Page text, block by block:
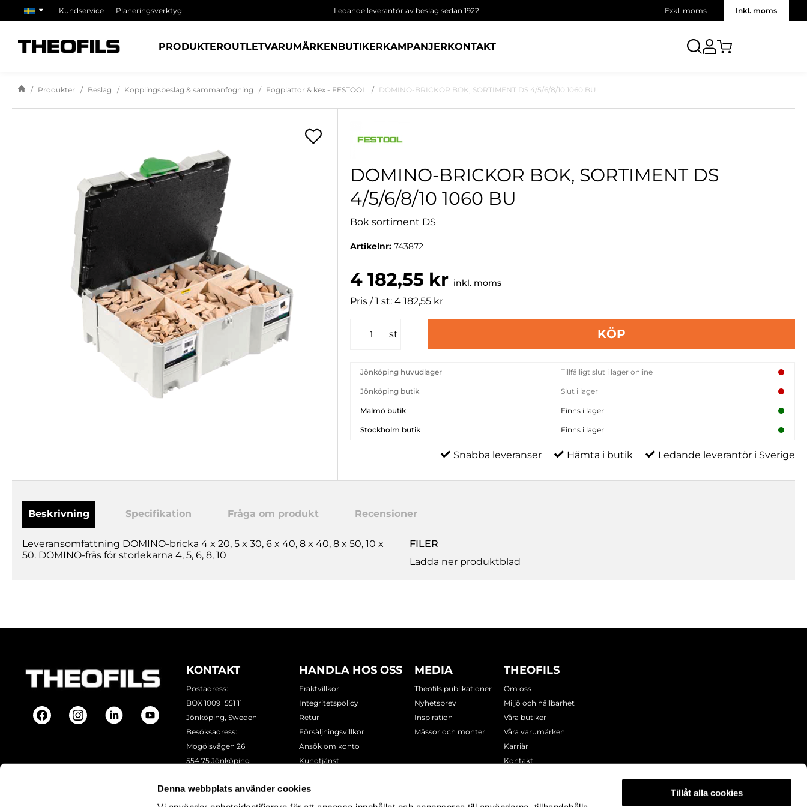
Denna webbplats använder cookies
Tillåt alla cookies
Kundservice Planeringsverktyg Ledande leverantör av beslag sedan 1922 Exkl. moms Inkl. moms
PRODUKTEROUTLETVARUMÄRKENBUTIKERKAMPANJERKONTAKT
Produkter Beslag Kopplingsbeslag & sammanfogning Fogplattor & kex - FESTOOL DOMINO-BRICKOR BOK, SORTIMENT DS 4/5/6/8/10 1060 BU
DOMINO-BRICKOR BOK, SORTIMENT DS
4/5/6/8/10 1060 BU
Bok sortiment DS
Artikelnr:743872
4 182,55 kr inkl. moms
Pris / 1 st: 4 182,55 kr
st KÖP
Jönköping huvudlager Tillfälligt slut i lager online
Jönköping butik Slut i lager
Malmö butik Finns i lager
Stockholm butik Finns i lager
Snabba leveranser Hämta i butik Ledande leverantör i Sverige
Beskrivning Specifikation Fråga om produkt Recensioner
Leveransomfattning DOMINO-bricka 4 x 20, 5 x 30, 6 x 40, 8 x 40, 8 x 50, 10 x
50. DOMINO-fräs för storlekarna 4, 5, 6, 8, 10
FILER
Ladda ner produktblad
KONTAKT
Postadress:
BOX 1009 551 11
Jönköping, Sweden
Besöksadress:
Mogölsvägen 26
554 75 Jönköping
Epost:info@theofils.se
Org. nr 556154-8925
HANDLA HOS OSS
Fraktvillkor
Integritetspolicy
Retur
Försäljningsvillkor
Ansök om konto
Kundtjänst
MEDIA
Theofils publikationer
Nyhetsbrev
Inspiration
Mässor och monter
THEOFILS
Om oss
Miljö och hållbarhet
Våra butiker
Våra varumärken
Karriär
Kontakt